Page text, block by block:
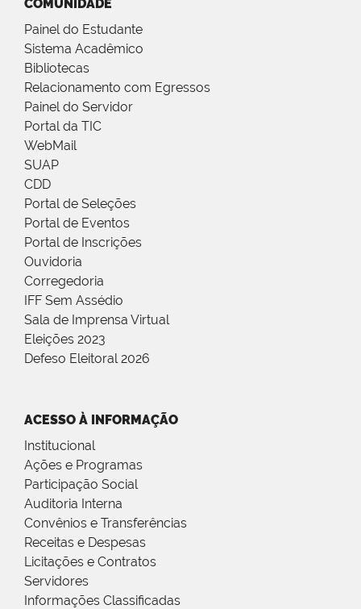
COMUNIDADE
Painel do Estudante
Sistema Acadêmico
Bibliotecas
Relacionamento com Egressos
Painel do Servidor
Portal da TIC
WebMail
SUAP
CDD
Portal de Seleções
Portal de Eventos
Portal de Inscrições
Ouvidoria
Corregedoria
IFF Sem Assédio
Sala de Imprensa Virtual
Eleições 2023
Defeso Eleitoral 2026
ACESSO À INFORMAÇÃO
Institucional
Ações e Programas
Participação Social
Auditoria Interna
Convênios e Transferências
Receitas e Despesas
Licitações e Contratos
Servidores
Informações Classificadas